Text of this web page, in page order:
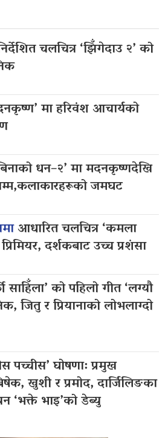
चलचित्र ‘झिँगेदाउ २’ को
मा हरिवंश आचार्यको
धन–२’ मा मदनकृष्णदेखि
जमघट
आधारित चलचित्र ‘कमला
दर्शकबाट उच्च प्रशंसा
साहिँला’ को पहिलो गीत ‘लग्यौ
जितु र प्रियानाको लोभलाग्दो
पच्चीस’ घोषणा: प्रमुख
खुशी र प्रमोद, दार्जिलिङका
‘भक्ते भाइ’को डेब्यु